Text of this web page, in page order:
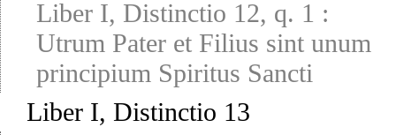
Liber I, Distinctio 12, q. 1 :
Utrum Pater et Filius sint unum
principium Spiritus Sancti
Liber I, Distinctio 13